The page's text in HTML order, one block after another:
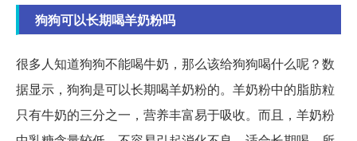
狗狗可以长期喝羊奶粉吗
很多人知道狗狗不能喝牛奶，那么该给狗狗喝什么呢？数
据显示，狗狗是可以长期喝羊奶粉的。羊奶粉中的脂肪粒
只有牛奶的三分之一，营养丰富易于吸收。而且，羊奶粉